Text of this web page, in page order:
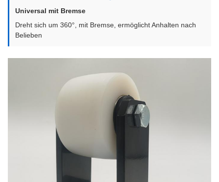
Universal mit Bremse
Dreht sich um 360°, mit Bremse, ermöglicht Anhalten nach
Belieben